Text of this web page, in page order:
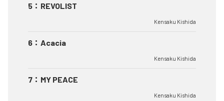
5 ： REVOLIST
Kensaku Kishida
6 ： Acacia
Kensaku Kishida
7 ： MY PEACE
Kensaku Kishida